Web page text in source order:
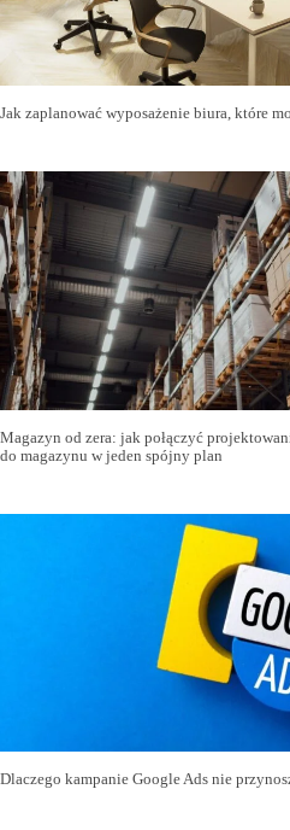
Jak zaplanować wyposażenie biura, które
Magazyn od zera: jak połączyć
do magazynu w jeden spójny plan
Dlaczego kampanie Google Ads nie